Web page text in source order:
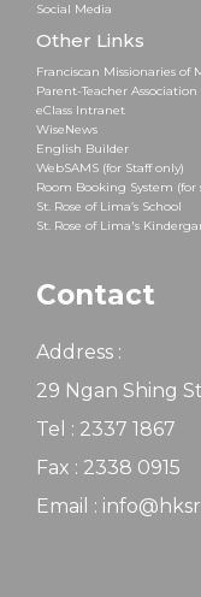
Social Media
Other Links
Franciscan Missionaries of
Parent-Teacher Association
eClass Intranet
WiseNews
English Builder
WebSAMS (for Staff only)
Room Booking System (for
St. Rose of Lima’s School
St. Rose of Lima's
Contact
Address :
29 Ngan Shing
Tel : 2337 1867
Fax : 2338 0915
Email :